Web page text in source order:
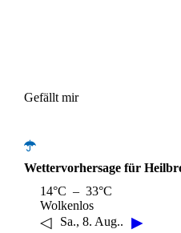
Gefällt mir
Wettervorhersage für
14°C – 33°C
Wolkenlos
◁ Sa., 8. Aug.. ▶